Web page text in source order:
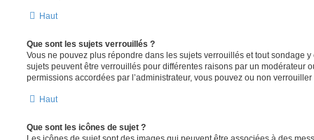
Haut
Que sont les sujets verrouillés ?
Vous ne pouvez plus répondre dans les sujets verrouillés et tout sondage
sujets peuvent être verrouillés pour différentes raisons par un modérateur
permissions accordées par l’administrateur, vous pouvez ou non
Haut
Que sont les icônes de sujet ?